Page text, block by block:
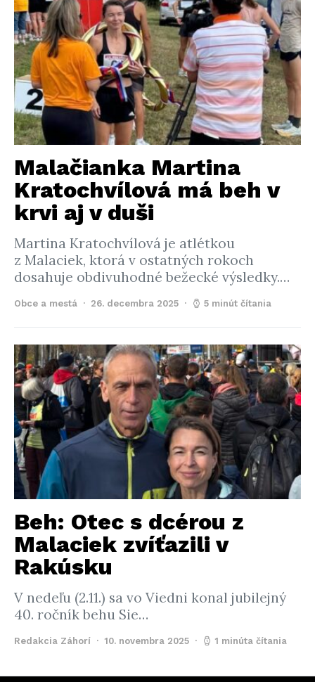
Malačianka Martina
Kratochvílová má beh v
krvi aj v duši
Martina Kratochvílová je atlétkou
z Malaciek, ktorá v ostatných rokoch
dosahuje obdivuhodné bežecké výsledky.…
Obce a mestá 26. decembra 2025 5 minút čítania
Beh: Otec s dcérou z
Malaciek zvíťazili v
Rakúsku
V nedeľu (2.11.) sa vo Viedni konal jubilejný
40. ročník behu Sie…
Redakcia Záhorí 10. novembra 2025 1 minúta čítania